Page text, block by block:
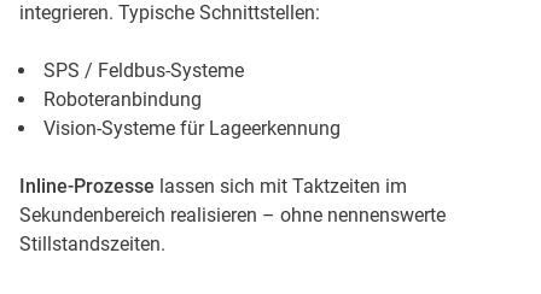
integrieren. Typische Schnittstellen:
SPS / Feldbus-Systeme
Roboteranbindung
Vision-Systeme für Lageerkennung
Inline-Prozesse lassen sich mit Taktzeiten im
Sekundenbereich realisieren – ohne nennenswerte
Stillstandszeiten.